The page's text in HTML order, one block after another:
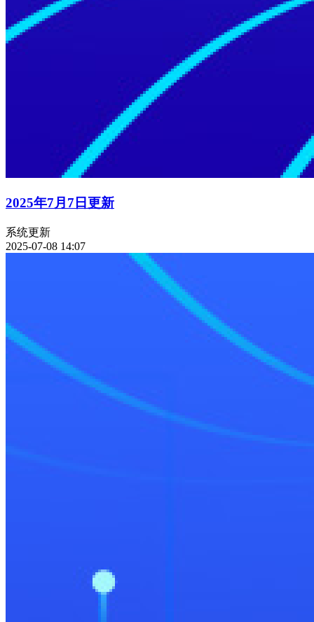
2025年7月7日更新
系统更新
2025-07-08 14:07